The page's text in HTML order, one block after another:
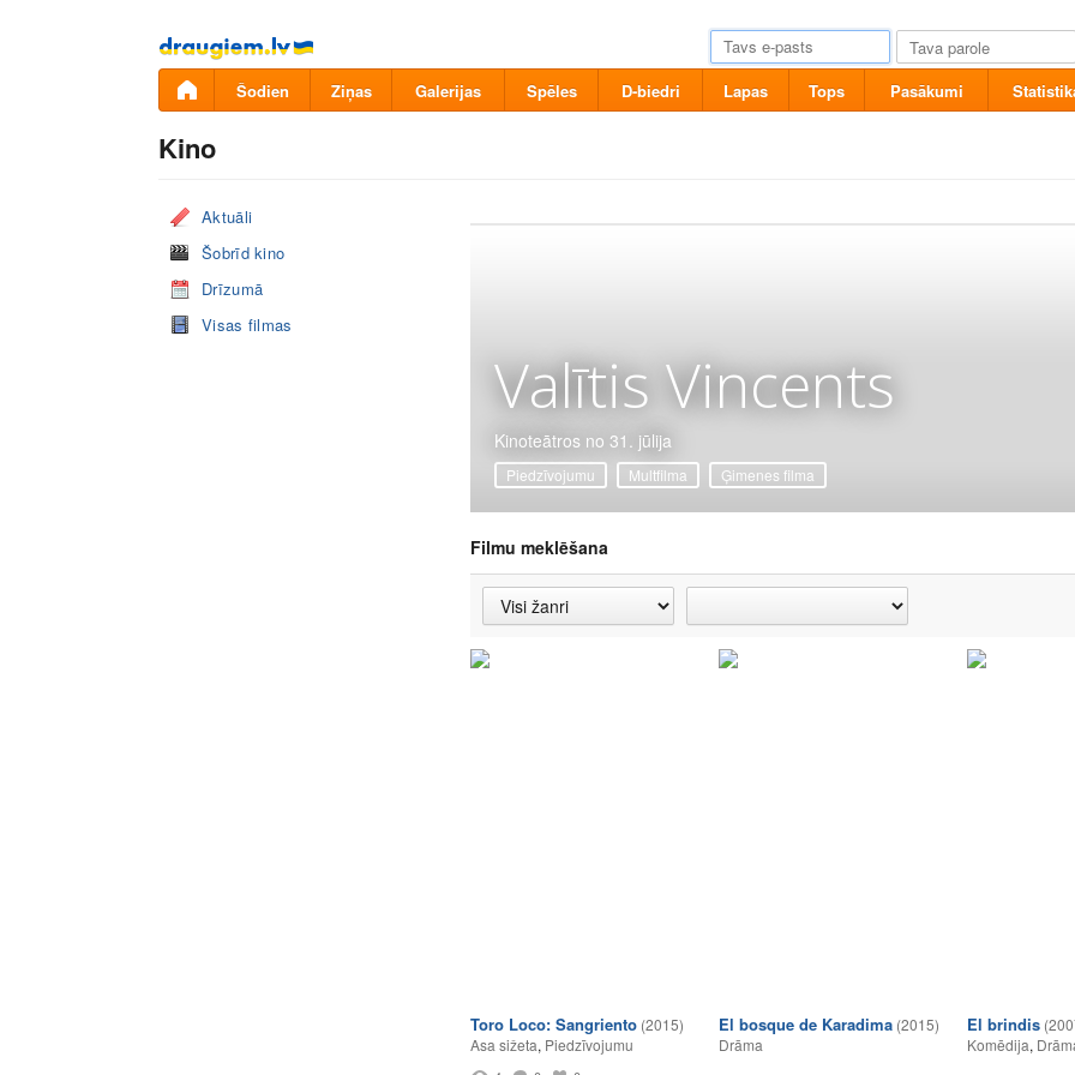
Pāriet
uz
saturu
Šodien Ziņas Galerijas Spēles D-biedri Lapas Tops Pasākumi
Kino
Aktuāli
Šobrīd kino
Drīzumā
Visas filmas
Valītis Vincents
Kinoteātros no 31. jūlija
Piedzīvojumu Multfilma Ģimenes filma
Filmu meklēšana
Toro Loco: Sangriento (2015)
Asa sižeta, Piedzīvojumu
El bosque de Karadima (2015)
Drāma
El brindis
Komēdija,